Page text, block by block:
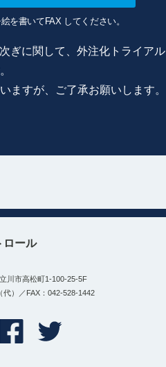
を書いてFAX してください。
ぎに関して、外注化トライアル
ますが、ご了承お願いします。
ロール
川市高松町1-100-25-5F
代）／FAX：042-528-1442